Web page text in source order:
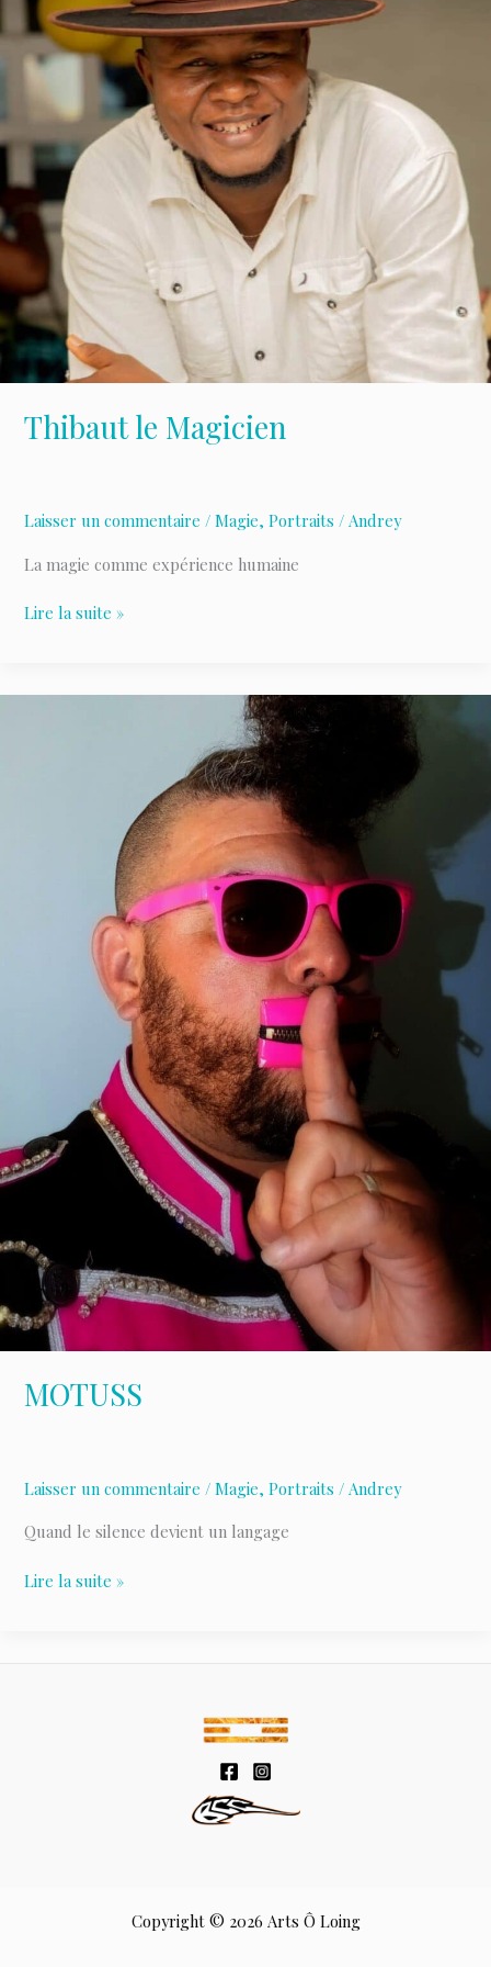
Thibaut le Magicien
Laisser un commentaire / Magie, Portraits / Andrey
La magie comme expérience humaine
Thibaut
Lire la suite »
MOTUSS
Laisser un commentaire / Magie, Portraits / Andrey
Quand le silence devient un langage
MOTUSS
Lire la suite »
Copyright © 2026 Arts Ô Loing